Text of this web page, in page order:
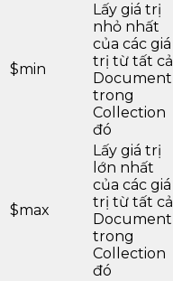
$min
Lấy giá trị
nhỏ nhất
của các giá
trị từ tất cả
Document
trong
Collection
đó
$max
Lấy giá trị
lớn nhất
của các giá
trị từ tất cả
Document
trong
Collection
đó